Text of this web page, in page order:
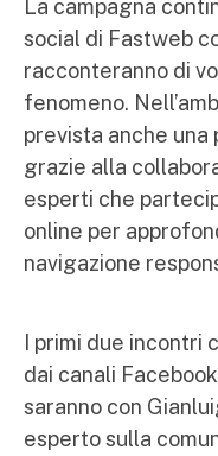
La campagna
social di Fastweb
racconteranno di
fenomeno.
prevista anche una
grazie alla
esperti che
online per
navigazione
I primi due
dai canali
saranno con
esperto sulla